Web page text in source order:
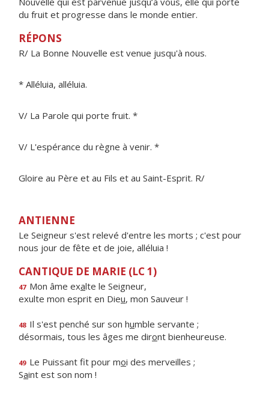
du fruit et progresse dans le monde entier.
RÉPONS
R/ La Bonne Nouvelle est venue jusqu'à nous.
* Alléluia, alléluia.
V/ La Parole qui porte fruit. *
V/ L'espérance du règne à venir. *
Gloire au Père et au Fils et au Saint-Esprit. R/
ANTIENNE
Le Seigneur s'est relevé d'entre les morts ; c'est pour
nous jour de fête et de joie, alléluia !
CANTIQUE DE MARIE (LC 1)
47 Mon âme exalte le Seigneur,
exulte mon esprit en Dieu, mon Sauveur !
48 Il s'est penché sur son humble servante ;
désormais, tous les âges me diront bienheureuse.
49 Le Puissant fit pour moi des merveilles ;
Saint est son nom !